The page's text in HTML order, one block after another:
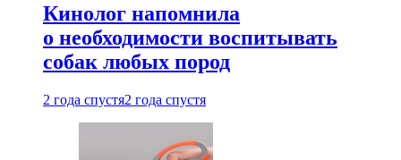
Кинолог напомнила
о необходимости воспитывать
собак любых пород
2 года спустя2 года спустя